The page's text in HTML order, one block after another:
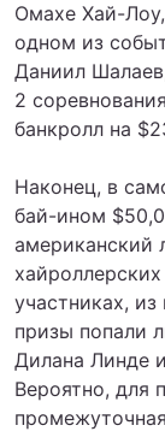
Омахе Хай-
одном из
Даниил
2
банкролл на
Наконец, в
бай-ином
американский
участниках,
призы попали
Дилана Линде
Вероятно, для